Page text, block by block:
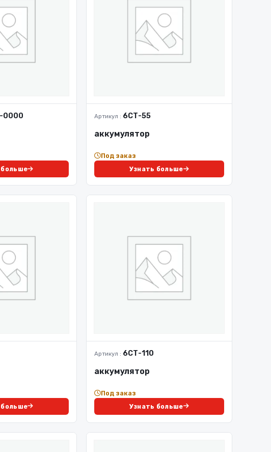
0000
больше
Артикул : 6СТ-55
аккумулятор
Под заказ
Узнать больше
больше
Артикул : 6СТ-110
аккумулятор
Под заказ
Узнать больше